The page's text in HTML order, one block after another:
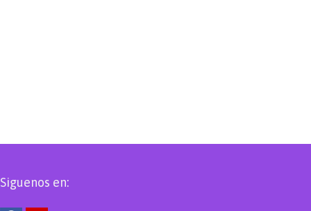
Siguenos en: